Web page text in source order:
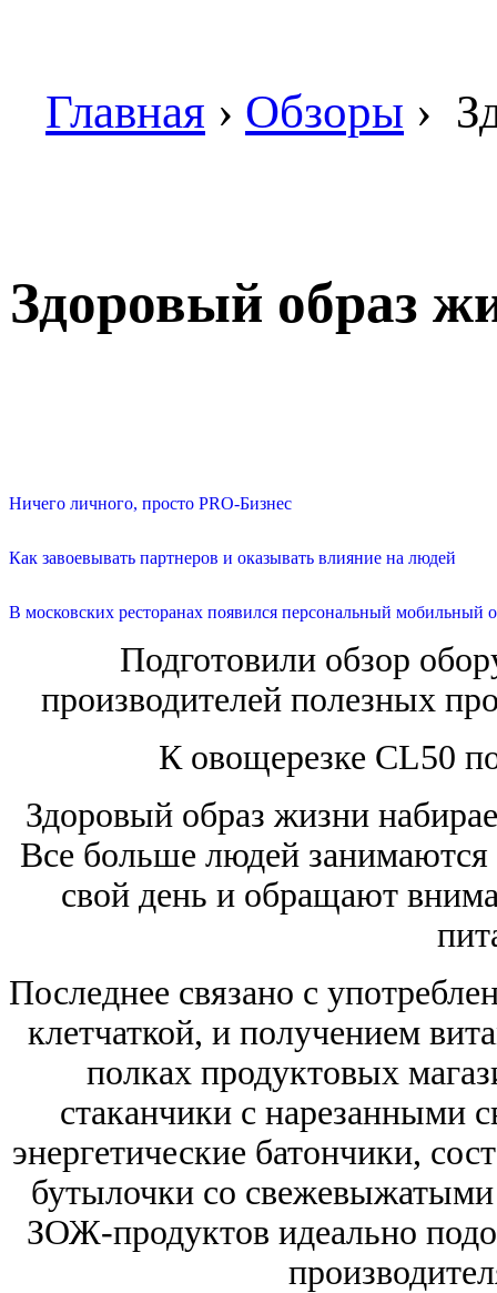
Главная › Обзоры ›
Здоровый образ
Ничего личного, просто PRO-Бизнес
Как завоевывать партнеров и оказывать влияние на людей
В московских ресторанах появился персональный мобильный
Подготовили обзор
производителей полезных
К овощерезке CL50
Здоровый образ жизни
Все больше людей
свой день и обращают
Последнее связано с
клетчаткой, и получением
полках продуктовых
стаканчики с
энергетические батончики,
бутылочки со
ЗОЖ-продуктов идеально